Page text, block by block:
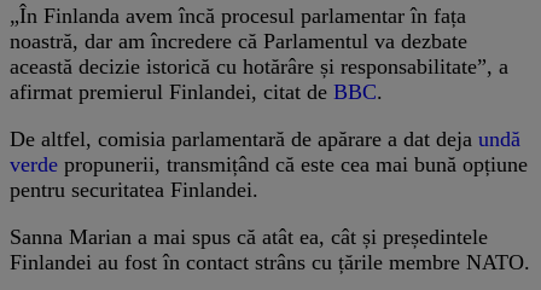
„În Finlanda avem încă procesul parlamentar în fața
noastră, dar am încredere că Parlamentul va dezbate
această decizie istorică cu hotărâre și responsabilitate”, a
afirmat premierul Finlandei, citat de BBC.
De altfel, comisia parlamentară de apărare a dat deja undă
verde propunerii, transmițând că este cea mai bună opțiune
pentru securitatea Finlandei.
Sanna Marian a mai spus că atât ea, cât și președintele
Finlandei au fost în contact strâns cu țările membre NATO.